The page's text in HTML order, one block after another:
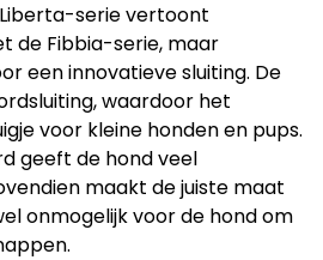
serie vertoont
de Fibbia-serie, maar
een innovatieve sluiting. De
waardoor het
voor kleine honden en pups.
geeft de hond veel
maakt de juiste maat
onmogelijk voor de hond om